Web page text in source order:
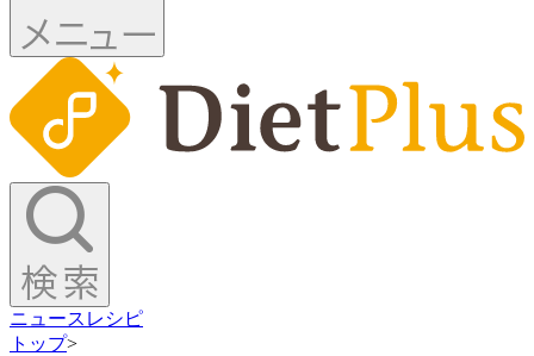
ニュース レシピ
トップ>